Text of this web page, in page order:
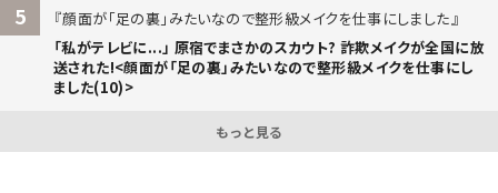
5
顔面が「足の裏」みたいなので整形級メイクを仕事にしました
「私がテレビに...」 原宿でまさかのスカウト? 詐欺メイクが全国に放
送された!<顔面が「足の裏」みたいなので整形級メイクを仕事にし
ました(10)>
もっと見る